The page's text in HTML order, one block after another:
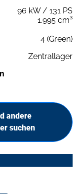
96 kW / 131 PS
1.995 cm³
4 (Green)
Zentrallager
andere
suchen